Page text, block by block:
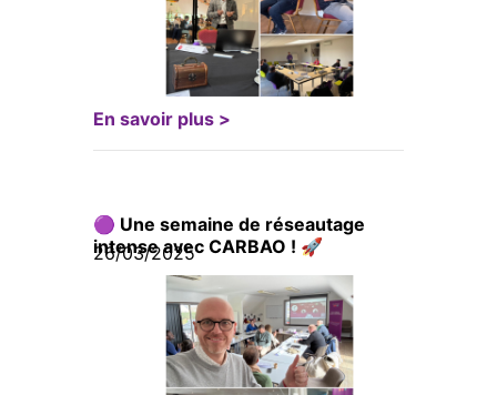
En savoir plus >
🟣 Une semaine de réseautage
intense avec CARBAO ! 🚀
26/03/2025